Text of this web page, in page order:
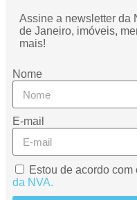
Assine a newsletter da
de Janeiro, imóveis,
mais!
Nome
E-mail
Estou de acordo
da NVA.